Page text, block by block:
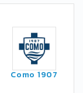
Como 1907